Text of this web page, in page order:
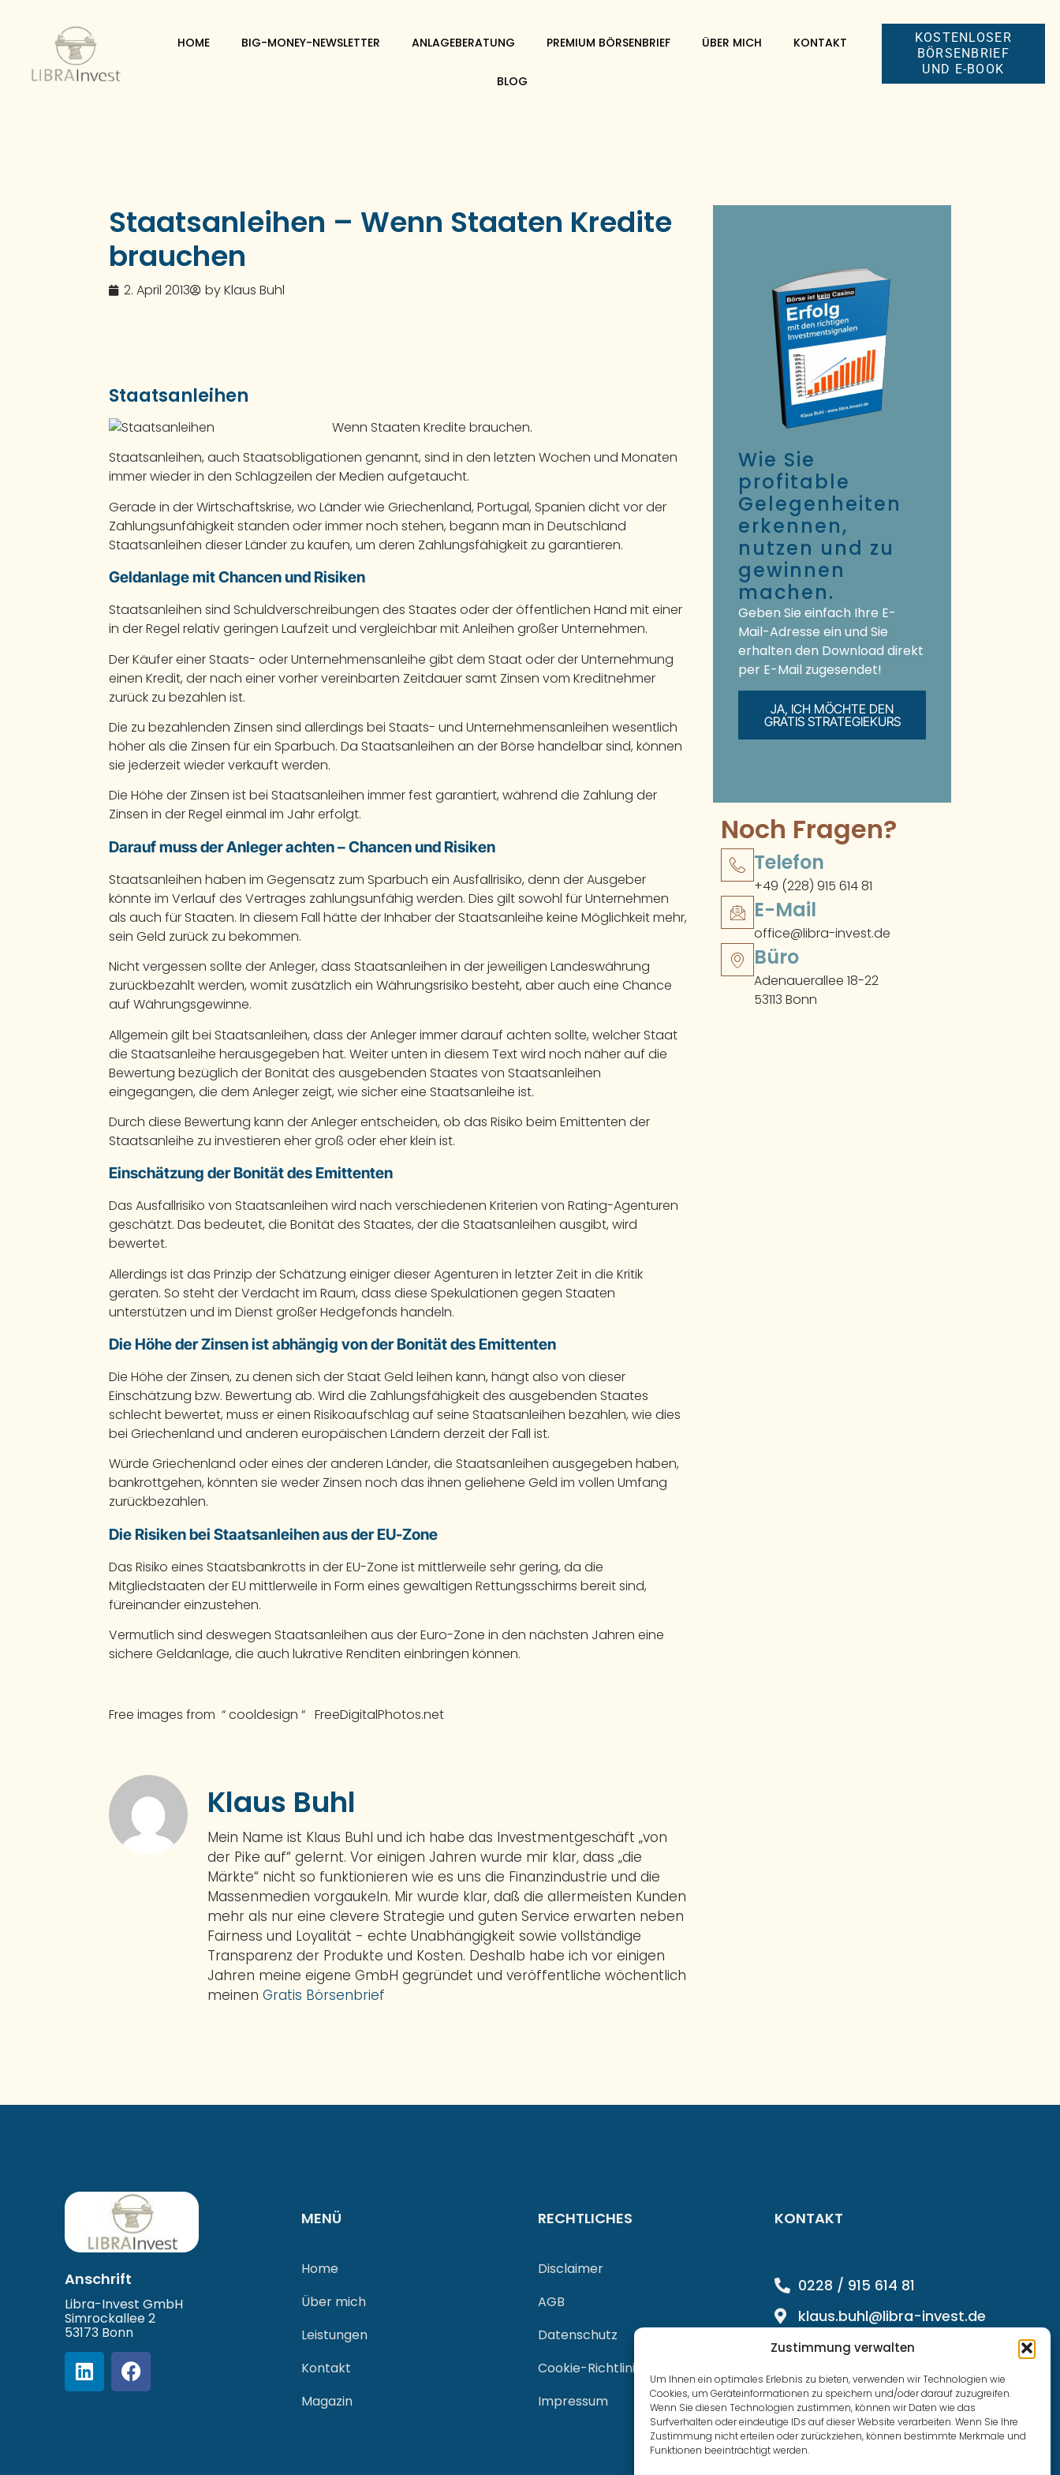
Zustimmung verwalten
Um Ihnen ein optimales Erlebnis zu bieten, verwenden wir Technologien wie
Cookies, um Geräteinformationen zu speichern und/oder darauf zuzugreifen.
Wenn Sie diesen Technologien zustimmen, können wir Daten wie das
Surfverhalten oder eindeutige IDs auf dieser Website verarbeiten. Wenn Sie Ihre
Zustimmung nicht erteilen oder zurückziehen, können bestimmte Merkmale und
Funktionen beeinträchtigt werden.
HOME BIG-MONEY-NEWSLETTER ANLAGEBERATUNG PREMIUM BÖRSENBRIEF ÜBER MICH KONTAKT
BLOG
KOSTENLOSER
BÖRSENBRIEF
UND E-BOOK
Staatsanleihen – Wenn Staaten Kredite
brauchen
2. April 2013 byKlaus Buhl
Staatsanleihen
Wenn Staaten Kredite brauchen.
Staatsanleihen, auch Staatsobligationen genannt, sind in den letzten Wochen und Monaten
immer wieder in den Schlagzeilen der Medien aufgetaucht.
Gerade in der Wirtschaftskrise, wo Länder wie Griechenland, Portugal, Spanien dicht vor der
Zahlungsunfähigkeit standen oder immer noch stehen, begann man in Deutschland
Staatsanleihen dieser Länder zu kaufen, um deren Zahlungsfähigkeit zu garantieren.
Geldanlage mit Chancen und Risiken
Staatsanleihen sind Schuldverschreibungen des Staates oder der öffentlichen Hand mit einer
in der Regel relativ geringen Laufzeit und vergleichbar mit Anleihen großer Unternehmen.
Der Käufer einer Staats- oder Unternehmensanleihe gibt dem Staat oder der Unternehmung
einen Kredit, der nach einer vorher vereinbarten Zeitdauer samt Zinsen vom Kreditnehmer
zurück zu bezahlen ist.
Die zu bezahlenden Zinsen sind allerdings bei Staats- und Unternehmensanleihen wesentlich
höher als die Zinsen für ein Sparbuch. Da Staatsanleihen an der Börse handelbar sind, können
sie jederzeit wieder verkauft werden.
Die Höhe der Zinsen ist bei Staatsanleihen immer fest garantiert, während die Zahlung der
Zinsen in der Regel einmal im Jahr erfolgt.
Darauf muss der Anleger achten – Chancen und Risiken
Staatsanleihen haben im Gegensatz zum Sparbuch ein Ausfallrisiko, denn der Ausgeber
könnte im Verlauf des Vertrages zahlungsunfähig werden. Dies gilt sowohl für Unternehmen
als auch für Staaten. In diesem Fall hätte der Inhaber der Staatsanleihe keine Möglichkeit mehr,
sein Geld zurück zu bekommen.
Nicht vergessen sollte der Anleger, dass Staatsanleihen in der jeweiligen Landeswährung
zurückbezahlt werden, womit zusätzlich ein Währungsrisiko besteht, aber auch eine Chance
auf Währungsgewinne.
Allgemein gilt bei Staatsanleihen, dass der Anleger immer darauf achten sollte, welcher Staat
die Staatsanleihe herausgegeben hat. Weiter unten in diesem Text wird noch näher auf die
Bewertung bezüglich der Bonität des ausgebenden Staates von Staatsanleihen
eingegangen, die dem Anleger zeigt, wie sicher eine Staatsanleihe ist.
Durch diese Bewertung kann der Anleger entscheiden, ob das Risiko beim Emittenten der
Staatsanleihe zu investieren eher groß oder eher klein ist.
Einschätzung der Bonität des Emittenten
Das Ausfallrisiko von Staatsanleihen wird nach verschiedenen Kriterien von Rating-Agenturen
geschätzt. Das bedeutet, die Bonität des Staates, der die Staatsanleihen ausgibt, wird
bewertet.
Allerdings ist das Prinzip der Schätzung einiger dieser Agenturen in letzter Zeit in die Kritik
geraten. So steht der Verdacht im Raum, dass diese Spekulationen gegen Staaten
unterstützen und im Dienst großer Hedgefonds handeln.
Die Höhe der Zinsen ist abhängig von der Bonität des Emittenten
Die Höhe der Zinsen, zu denen sich der Staat Geld leihen kann, hängt also von dieser
Einschätzung bzw. Bewertung ab. Wird die Zahlungsfähigkeit des ausgebenden Staates
schlecht bewertet, muss er einen Risikoaufschlag auf seine Staatsanleihen bezahlen, wie dies
bei Griechenland und anderen europäischen Ländern derzeit der Fall ist.
Würde Griechenland oder eines der anderen Länder, die Staatsanleihen ausgegeben haben,
bankrottgehen, könnten sie weder Zinsen noch das ihnen geliehene Geld im vollen Umfang
zurückbezahlen.
Die Risiken bei Staatsanleihen aus der EU-Zone
Das Risiko eines Staatsbankrotts in der EU-Zone ist mittlerweile sehr gering, da die
Mitgliedstaaten der EU mittlerweile in Form eines gewaltigen Rettungsschirms bereit sind,
füreinander einzustehen.
Vermutlich sind deswegen Staatsanleihen aus der Euro-Zone in den nächsten Jahren eine
sichere Geldanlage, die auch lukrative Renditen einbringen können.
Free images from “ cooldesign “ FreeDigitalPhotos.net
Klaus Buhl
Mein Name ist Klaus Buhl und ich habe das Investmentgeschäft „von
der Pike auf“ gelernt. Vor einigen Jahren wurde mir klar, dass „die
Märkte“ nicht so funktionieren wie es uns die Finanzindustrie und die
Massenmedien vorgaukeln. Mir wurde klar, daß die allermeisten Kunden
mehr als nur eine clevere Strategie und guten Service erwarten neben
Fairness und Loyalität - echte Unabhängigkeit sowie vollständige
Transparenz der Produkte und Kosten. Deshalb habe ich vor einigen
Jahren meine eigene GmbH gegründet und veröffentliche wöchentlich
meinen Gratis Börsenbrief
Wie Sie
profitable
Gelegenheiten
erkennen,
nutzen und zu
gewinnen
machen.
Geben Sie einfach Ihre E-
Mail-Adresse ein und Sie
erhalten den Download direkt
per E-Mail zugesendet!
JA, ICH MÖCHTE DEN
GRATIS STRATEGIEKURS
Noch Fragen?
Telefon
+49 (228) 915 614 81
E-Mail
office@libra-invest.de
Büro
Adenauerallee 18-22
53113 Bonn
Anschrift
Libra-Invest GmbH
Simrockallee 2
53173 Bonn
MENÜ
Home
Über mich
Leistungen
Kontakt
Magazin
RECHTLICHES
Disclaimer
AGB
Datenschutz
Cookie-Richtlinie (EU)
Impressum
KONTAKT
0228 / 915 614 81
klaus.buhl@libra-invest.de